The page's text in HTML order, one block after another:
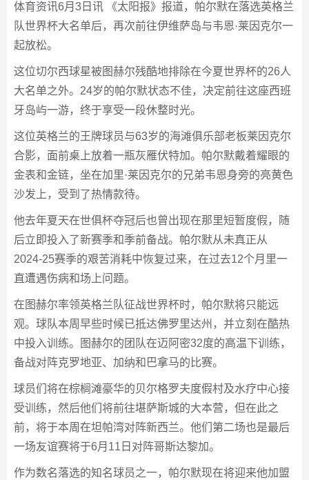
体育资讯6月3日讯 《太阳报》报道，帕尔默在落选英格兰
队世界杯大名单后，再次前往伊维萨岛与韦恩·莱因克尔一
起放松。
这位切尔西球星被图赫尔残酷地排除在今夏世界杯的26人
大名单之外。24岁的帕尔默状态不佳，决定前往这座西班
牙岛屿一游，终于享受一段休整时光。
这位英格兰的王牌球员与63岁的海滩俱乐部老板莱因克尔
合影，面前桌上放着一瓶灰雁伏特加。帕尔默戴着耀眼的
金表和金链，坐在加里·莱因克尔的兄弟韦恩身旁的亮黄色
沙发上，受到了热情款待。
他去年夏天在世俱杯夺冠后也曾出现在那里短暂度假，随
后立即投入了新赛季和季前备战。帕尔默从未真正从
2024-25赛季的艰苦消耗中恢复过来，在过去12个月里一
直遭遇伤病和场上问题。
在图赫尔率领英格兰队征战世界杯时，帕尔默将只能远
观。球队本周早些时候已抵达佛罗里达州，并立刻在酷热
中投入训练。图赫尔的团队在迈阿密32度的高温下训练，
备战对阵克罗地亚、加纳和巴拿马的比赛。
球员们将在棕榈滩豪华的贝尔格罗夫度假村及水疗中心接
受训练，然后他们将前往堪萨斯城的大本营，但在此之
前，将于本周在坦帕湾对阵新西兰。他们第二场也是最后
一场友谊赛将于6月11日对阵哥斯达黎加。
作为数名落选的知名球员之一，帕尔默现在将迎来他加盟